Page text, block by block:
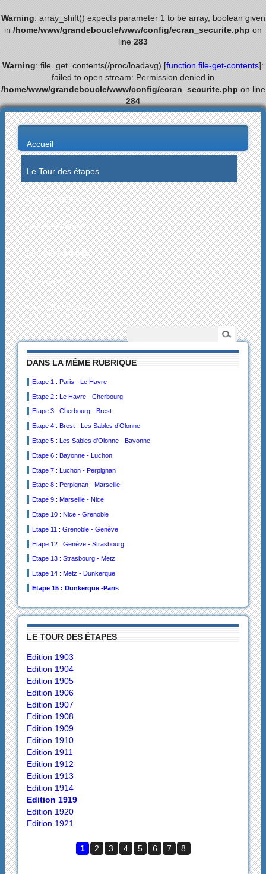
Warning: array_shift() expects parameter 1 to be array, boolean given
in /home/www/grandeboucle/www/config/ecran_securite.php on
line 283
Warning: file_get_contents(/proc/loadavg) [function.file-get-contents]:
failed to open stream: Permission denied in
/home/www/grandeboucle/www/config/ecran_securite.php on line
284
Accueil
Le Tour des étapes
Les palmarès
Les statistiques
Les villes étapes
L’actualité
Les collectionneurs
DANS LA MÊME RUBRIQUE
Etape 1 : Paris - Le Havre
Etape 2 : Le Havre - Cherbourg
Etape 3 : Cherbourg - Brest
Etape 4 : Brest - Les Sables d’Olonne
Etape 5 : Les Sables d’Olonne - Bayonne
Etape 6 : Bayonne - Luchon
Etape 7 : Luchon - Perpignan
Etape 8 : Perpignan - Marseille
Etape 9 : Marseille - Nice
Etape 10 : Nice - Grenoble
Etape 11 : Grenoble - Genève
Etape 12 : Genève - Strasbourg
Etape 13 : Strasbourg - Metz
Etape 14 : Metz - Dunkerque
Etape 15 : Dunkerque -Paris
LE TOUR DES ÉTAPES
Edition 1903
Edition 1904
Edition 1905
Edition 1906
Edition 1907
Edition 1908
Edition 1909
Edition 1910
Edition 1911
Edition 1912
Edition 1913
Edition 1914
Edition 1919
Edition 1920
Edition 1921
1 2 3 4 5 6 7 8